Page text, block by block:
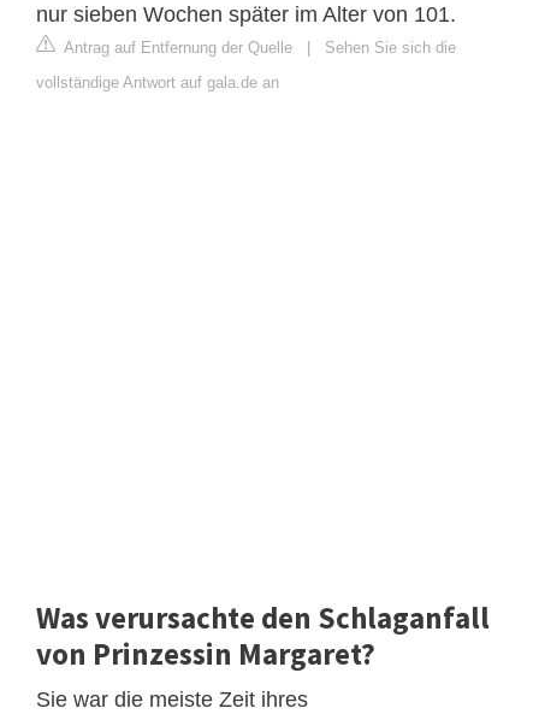
nur sieben Wochen später im Alter von 101.
Antrag auf Entfernung der Quelle
Sehen Sie sich die
vollständige Antwort auf gala.de an
Was verursachte den Schlaganfall
von Prinzessin Margaret?
Sie war die meiste Zeit ihres